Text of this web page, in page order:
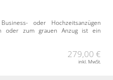
oder Hochzeitsanzügen
oder zum grauen Anzug ist ein
279,00 €
inkl. MwSt.